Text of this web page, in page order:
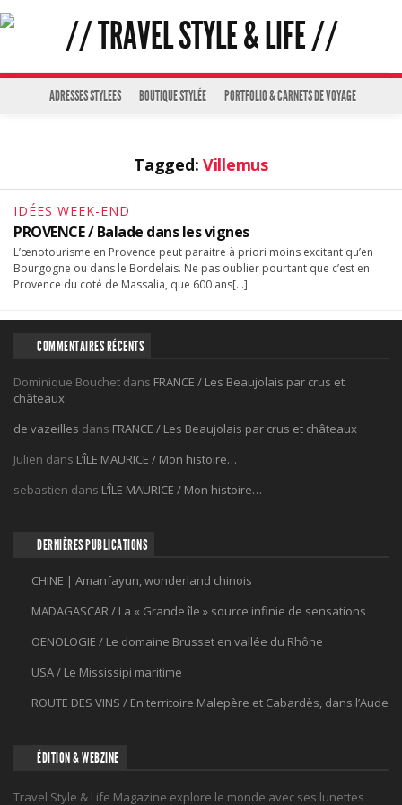
ADRESSES STYLEES BOUTIQUE STYLÉE PORTFOLIO & CARNETS DE VOYAGE
Tagged: Villemus
IDÉES WEEK-END
PROVENCE / Balade dans les vignes
L’œnotourisme en Provence peut paraitre à priori moins excitant qu’en
Bourgogne ou dans le Bordelais. Ne pas oublier pourtant que c’est en
Provence du coté de Massalia, que 600 ans[…]
COMMENTAIRES RÉCENTS
Dominique Bouchet dans FRANCE / Les Beaujolais par crus et
châteaux
de vazeilles dans FRANCE / Les Beaujolais par crus et châteaux
Julien dans L’ÎLE MAURICE / Mon histoire…
sebastien dans L’ÎLE MAURICE / Mon histoire…
DERNIÈRES PUBLICATIONS
CHINE | Amanfayun, wonderland chinois
MADAGASCAR / La « Grande île » source infinie de sensations
OENOLOGIE / Le domaine Brusset en vallée du Rhône
USA / Le Mississipi maritime
ROUTE DES VINS / En territoire Malepère et Cabardès, dans l’Aude
ÉDITION & WEBZINE
Travel Style & Life Magazine explore le monde avec ses lunettes